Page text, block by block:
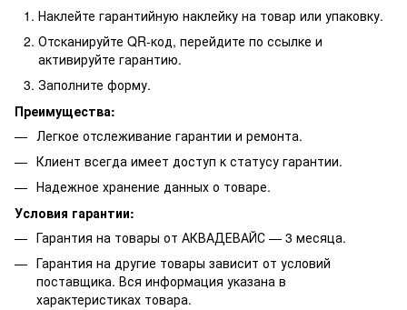
Наклейте гарантийную наклейку на товар или упаковку.
Отсканируйте QR-код, перейдите по ссылке и
активируйте гарантию.
Заполните форму.
Преимущества:
Легкое отслеживание гарантии и ремонта.
Клиент всегда имеет доступ к статусу гарантии.
Надежное хранение данных о товаре.
Условия гарантии:
Гарантия на товары от АКВАДЕВАЙС — 3 месяца.
Гарантия на другие товары зависит от условий
поставщика. Вся информация указана в
характеристиках товара.